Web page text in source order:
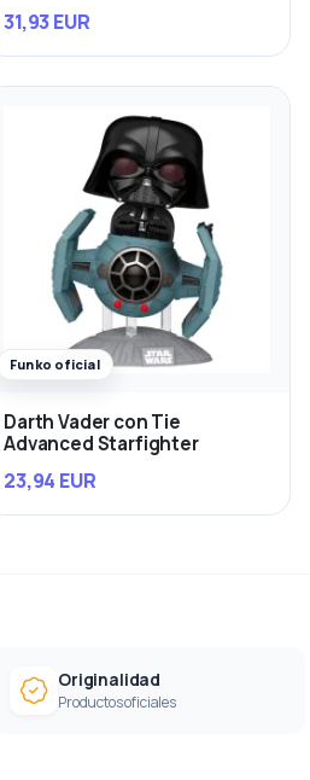
31,93 EUR
Funko oficial
Darth Vader con Tie
Advanced Starfighter
23,94 EUR
Originalidad
Productos oficiales